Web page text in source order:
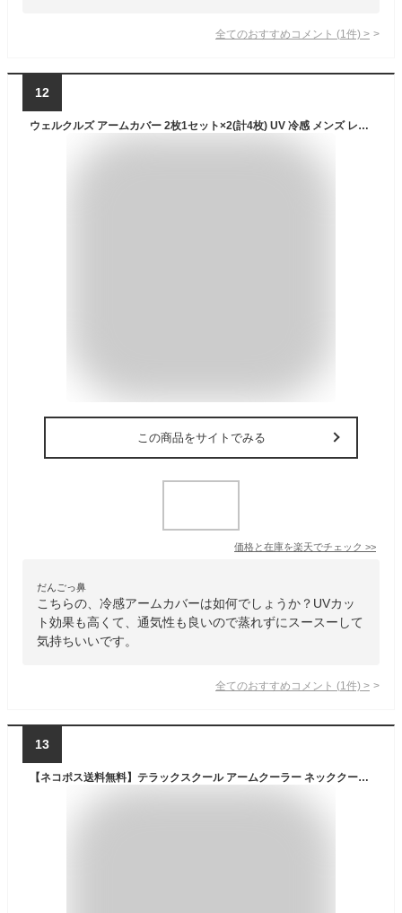
全てのおすすめコメント (1 件) >
12
ウェルクルズ アームカバー 2枚1セット×2(計4枚) UV 冷感 メンズ レディース 無地 夏 アームスリーブ 腕カバー スポーツ ランニング アウトドア 自転車 ゴルフ マラソン ウォーキング 登山 通気性 伸縮性 UVカット 涼しい 日焼け防止 吸汗 男女兼用 Wellcls WL-BB030
この商品をサイトでみる
価格と在庫を楽天でチェック >>
だんごっ鼻
こちらの、冷感アームカバーは如何でしょうか？UVカッ
ト効果も高くて、通気性も良いので蒸れずにスースーして
気持ちいいです。
全てのおすすめコメント (1 件) >
13
【ネコポス送料無料】テラックスクール アームクーラー ネッククーラー アームガード アームカバー ネックガード 冷却 冷感 紫外線対策 UVカット 首元 TERAXCOOL 春夏 日焼け対策 首 腕 ゴルフ スポーツ テニス アウトドア フェス 東光リミー 接触冷感【ギフト】